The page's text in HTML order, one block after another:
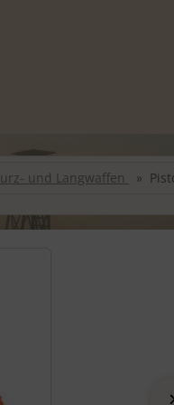
und Langwaffen